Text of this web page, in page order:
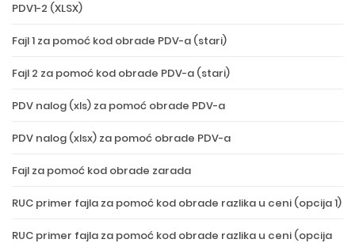
PDV1-2 (XLSX)
Fajl 1 za pomoć kod obrade PDV-a (stari)
Fajl 2 za pomoć kod obrade PDV-a (stari)
PDV nalog (xls) za pomoć obrade PDV-a
PDV nalog (xlsx) za pomoć obrade PDV-a
Fajl za pomoć kod obrade zarada
RUC primer fajla za pomoć kod obrade razlika u ceni (opcija 1)
RUC primer fajla za pomoć kod obrade razlika u ceni (opcija